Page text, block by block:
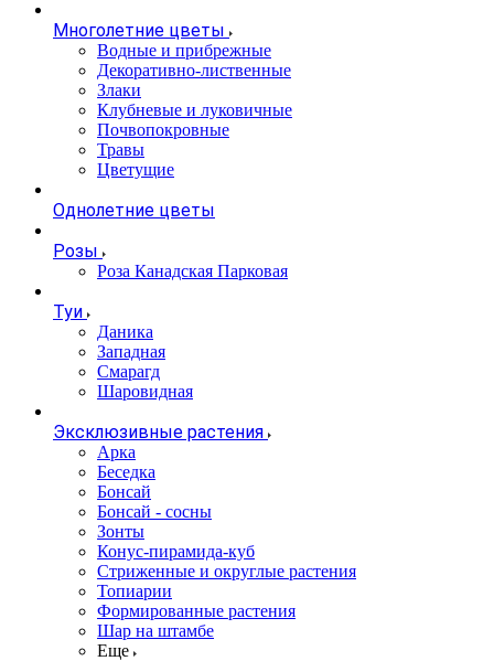
Многолетние цветы
Водные и прибрежные
Декоративно-лиственные
Злаки
Клубневые и луковичные
Почвопокровные
Травы
Цветущие
Однолетние цветы
Розы
Роза Канадская Парковая
Туи
Даника
Западная
Смарагд
Шаровидная
Эксклюзивные растения
Арка
Беседка
Бонсай
Бонсай - сосны
Зонты
Конус-пирамида-куб
Стриженные и округлые растения
Топиарии
Формированные растения
Шар на штамбе
Еще